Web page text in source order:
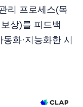
리 프로세스(목
상)를 피드백
화·지능화한 시